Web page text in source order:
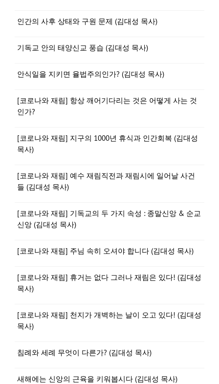
인간의 사후 상태와 구원 문제 (김대성 목사)
기독교 안의 태양신교 풍습 (김대성 목사)
안식일을 지키면 율법주의인가? (김대성 목사)
[코로나와 재림] 항상 깨어기다리는 것은 어떻게 사는 것
인가?
[코로나와 재림] 지구의 1000년 휴식과 인간회복 (김대성
목사)
[코로나와 재림] 예수 재림직전과 재림시에 일어날 사건
들 (김대성 목사)
[코로나와 재림] 기독교의 두 가지 속성 : 종말신앙 & 순교
신앙 (김대성 목사)
[코로나와 재림] 주님 속히 오셔야 합니다 (김대성 목사)
[코로나와 재림] 휴거는 없다 그러나 재림은 있다! (김대성
목사)
[코로나와 재림] 천지가 개벽하는 날이 오고 있다! (김대성
목사)
침례와 세례 무엇이 다른가? (김대성 목사)
새해에는 신앙의 근육을 키워봅시다 (김대성 목사)